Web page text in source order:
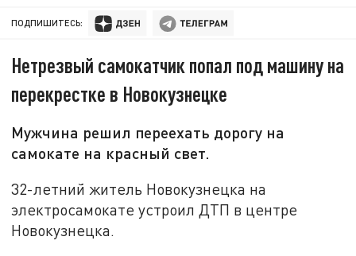
ПОДПИШИТЕСЬ:
Нетрезвый самокатчик попал под машину на
перекрестке в Новокузнецке
Мужчина решил переехать дорогу на
самокате на красный свет.
32-летний житель Новокузнецка на
электросамокате устроил ДТП в центре
Новокузнецка.